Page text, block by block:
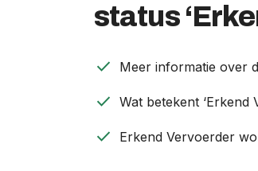
status
check Meer informatie over
check Wat betekent
check Erkend Vervoerder